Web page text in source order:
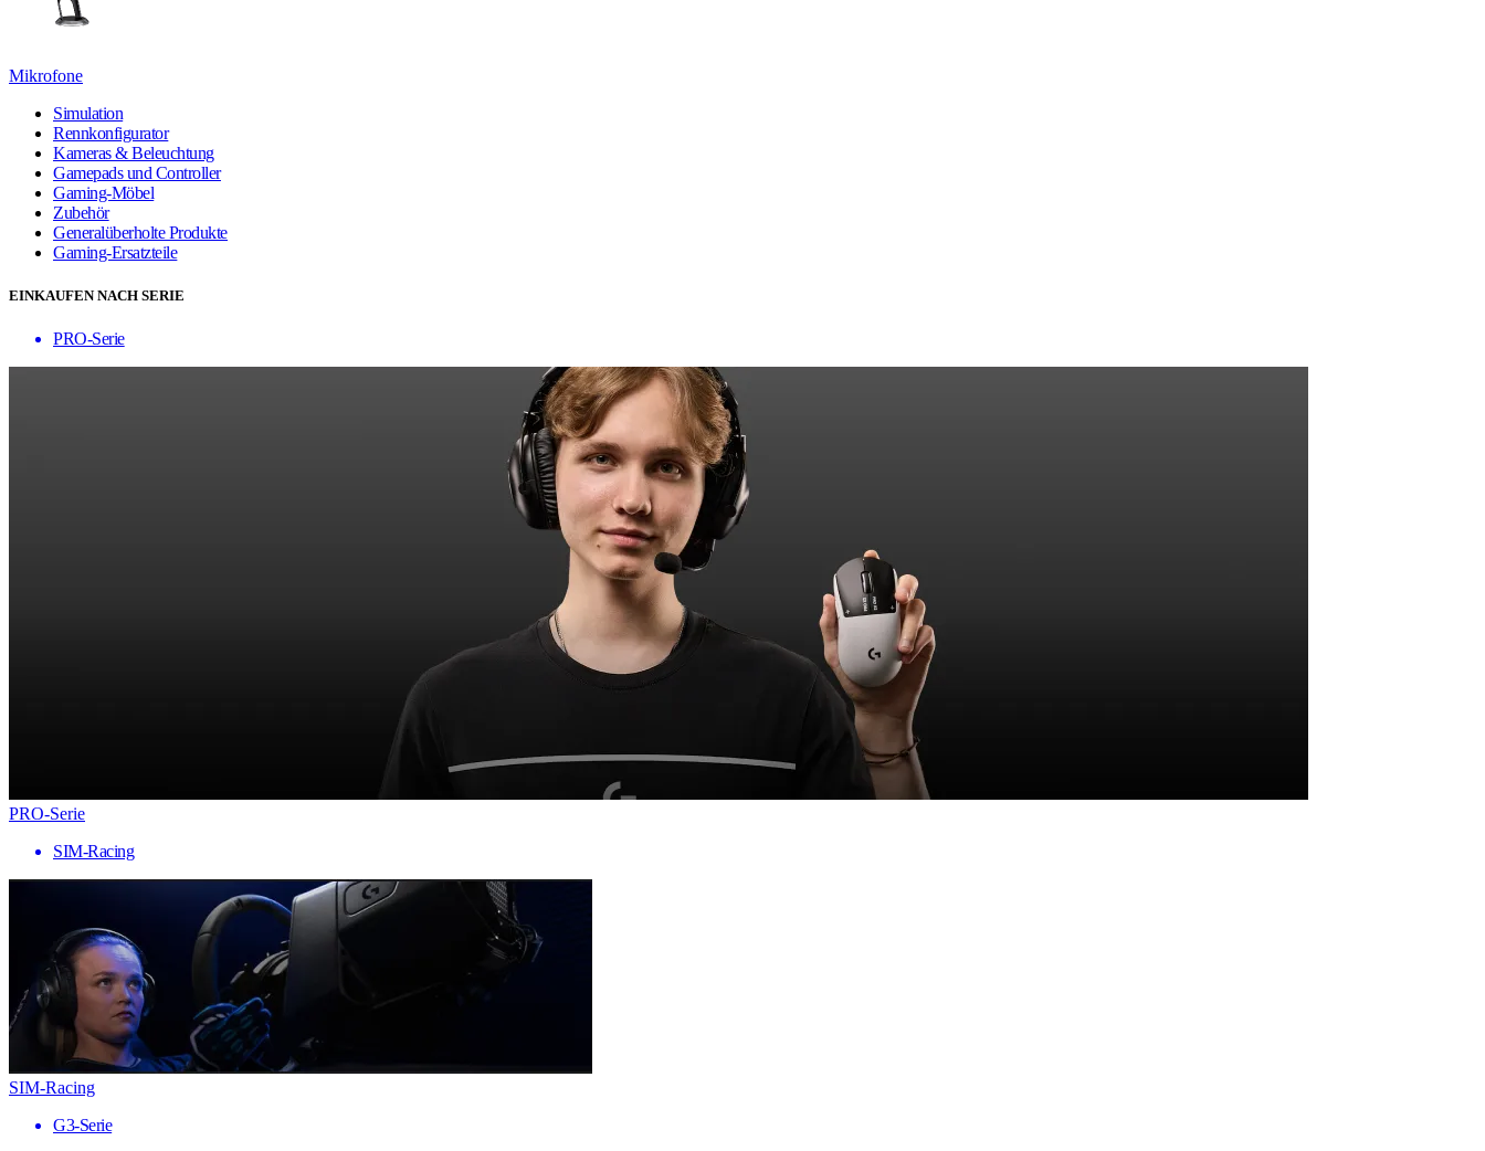
Mikrofone
Simulation
Rennkonfigurator
Kameras & Beleuchtung
Gamepads und Controller
Gaming-Möbel
Zubehör
Generalüberholte Produkte
Gaming-Ersatzteile
EINKAUFEN NACH SERIE
PRO-Serie
PRO-Serie
SIM-Racing
SIM-Racing
G3-Serie